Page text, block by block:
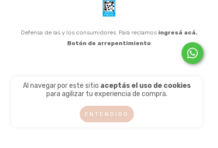
Al navegar por este sitio aceptás el uso de cookies
para agilizar tu experiencia de compra.
ENTENDIDO
Defensa de las y los consumidores. Para reclamos ingresá acá.
Botón de arrepentimiento